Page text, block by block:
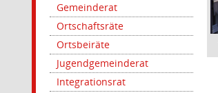
Gemeinderat
Ortschaftsräte
Ortsbeiräte
Jugendgemeinderat
Integrationsrat